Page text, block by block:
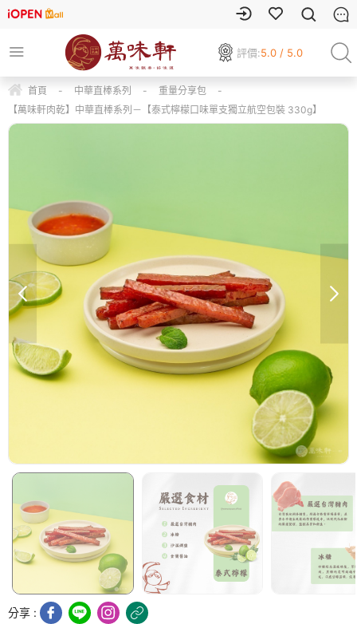
評價:5.0 / 5.0
首頁 - 中華直棒系列 - 重量分享包
-
【萬味軒肉乾】中華直棒系列－【泰式檸檬口味單支獨立航空包裝 330g】
分享 :